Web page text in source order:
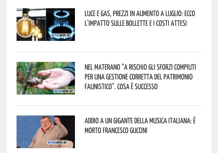
Luce e gas, prezzi in aumento a luglio: ecco
l’impatto sulle bollette e i costi attesi
Nel materano “a rischio gli sforzi compiuti
per una gestione corretta del patrimonio
faunistico”. Cosa è successo
Addio a un gigante della musica italiana: è
morto Francesco Guccini